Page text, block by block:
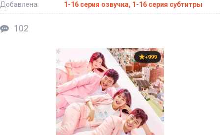
Добавлена:
1-16 серия озвучка, 1-16 серия субтитры
102
+999